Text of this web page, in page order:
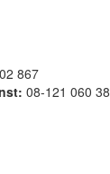
867
08-121 060 38